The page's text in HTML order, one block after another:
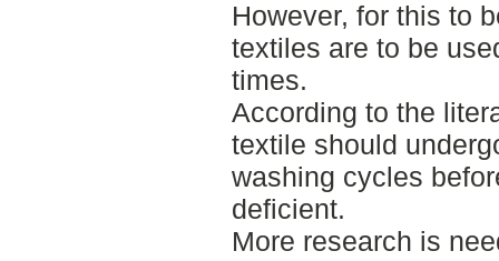
However, for this to
textiles are to be
times.
According to the
textile should
washing cycles
deficient.
More research is